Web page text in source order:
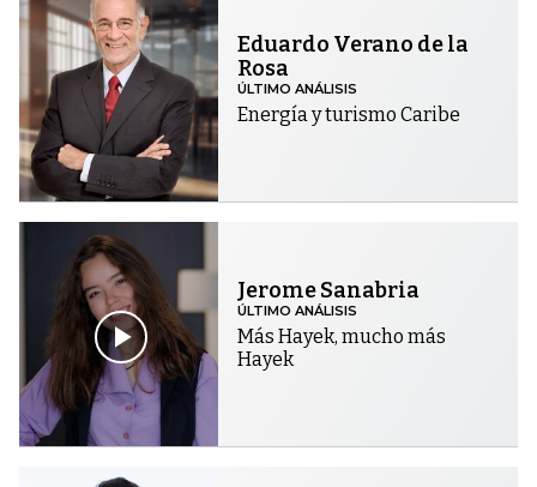
Eduardo Verano de la
Rosa
ÚLTIMO ANÁLISIS
Energía y turismo Caribe
Jerome Sanabria
ÚLTIMO ANÁLISIS
Más Hayek, mucho más
Hayek